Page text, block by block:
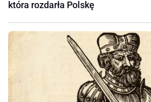
która rozdarła Polskę